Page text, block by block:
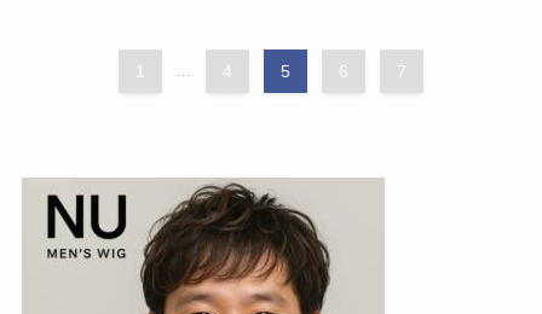
1 4 5 6 7